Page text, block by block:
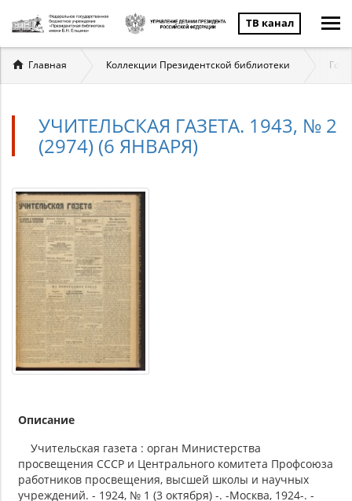
ТВ канал
Вы
здесь
Главная Коллекции Президентской библиотеки
УЧИТЕЛЬСКАЯ ГАЗЕТА. 1943, № 2
(2974) (6 ЯНВАРЯ)
Описание
Учительская газета : орган Министерства
просвещения СССР и Центрального комитета Профсоюза
работников просвещения, высшей школы и научных
учреждений. - 1924, № 1 (3 октября) -. -Москва, 1924-. -